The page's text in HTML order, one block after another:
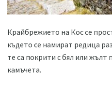
Крайбрежието на Кос се
където се намират редица
те са покрити с бял или жълт
камъчета.